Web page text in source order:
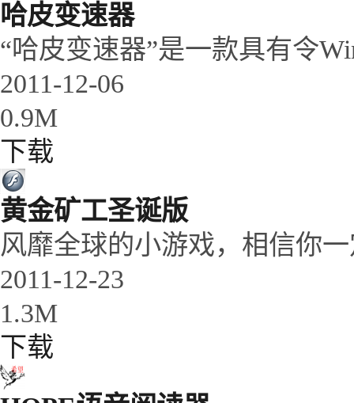
哈皮变速器
“哈皮变速器”是一款具有令
2011-12-06
0.9M
下载
黄金矿工圣诞版
风靡全球的小游戏，相信你
2011-12-23
1.3M
下载